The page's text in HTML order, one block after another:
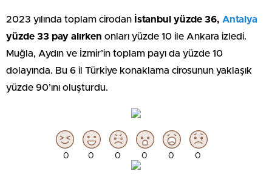
2023 yılında toplam cirodan İstanbul yüzde 36, Antalya
yüzde 33 pay alırken onları yüzde 10 ile Ankara izledi.
Muğla, Aydın ve İzmir’in toplam payı da yüzde 10
dolayında. Bu 6 il Türkiye konaklama cirosunun yaklaşık
yüzde 90’ını oluşturdu.
0 0 0 0 0 0